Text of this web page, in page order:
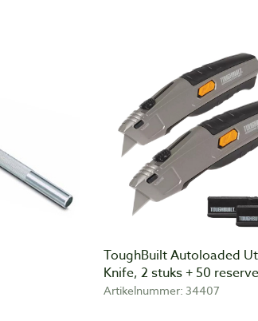
ToughBuilt Autoloaded
Knife, 2 stuks + 50
Artikelnummer: 34407